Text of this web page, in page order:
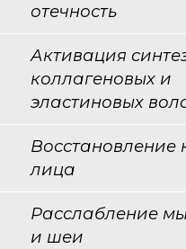
отечность
Активация
коллагеновых и
эластиновых
Восстановление
лица
Расслабление
и шеи